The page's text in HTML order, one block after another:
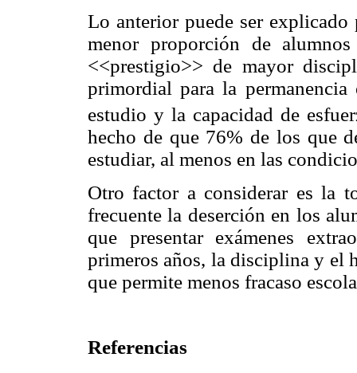
Lo anterior puede ser
menor proporción de
<<prestigio>> de mayor
primordial para la
estudio y la capacidad de
hecho de que 76% de los que
estudiar, al menos en las
Otro factor a considerar es la
frecuente la deserción en los
que presentar exámenes
primeros años, la disciplina y el
que permite menos fracaso
Referencias